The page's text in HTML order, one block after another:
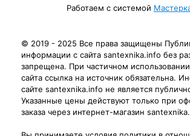
Работаем с системой
© 2019 - 2025 Все права защищены
информации с сайта santexnika.info без
запрещена. При частичном
сайта ссылка на источник обязательна.
сайте santexnika.info не является
Указанные цены действуют только при
заказа через интернет-магазин